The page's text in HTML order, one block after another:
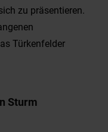
zu präsentieren.
Türkenfelder
Sturm